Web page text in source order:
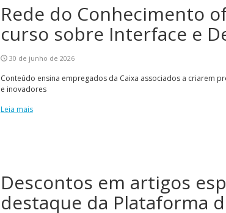
Rede do Conhecimento
curso sobre Interface e
30 de junho de 2026
Conteúdo ensina empregados da Caixa associados a criarem
e inovadores
Leia mais
Descontos em artigos
destaque da Plataforma